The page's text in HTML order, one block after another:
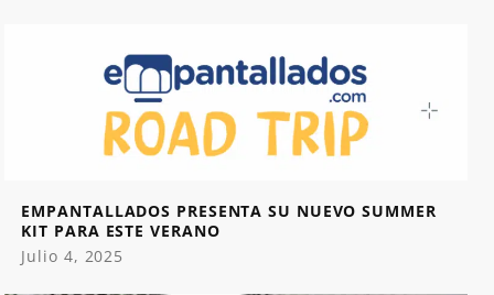
EMPANTALLADOS PRESENTA SU NUEVO SUMMER
KIT PARA ESTE VERANO
Julio 4, 2025